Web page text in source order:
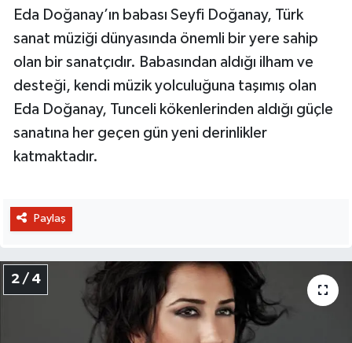
Eda Doğanay’ın babası Seyfi Doğanay, Türk
sanat müziği dünyasında önemli bir yere sahip
olan bir sanatçıdır. Babasından aldığı ilham ve
desteği, kendi müzik yolculuğuna taşımış olan
Eda Doğanay, Tunceli kökenlerinden aldığı güçle
sanatına her geçen gün yeni derinlikler
katmaktadır.
Paylaş
2 / 4